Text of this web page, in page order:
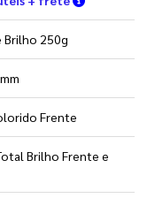
Brilho 250g
Frente
Brilho Frente e